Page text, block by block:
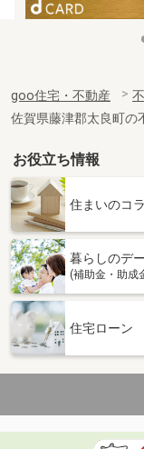
goo住宅・不動産
佐賀県藤津郡太良町の
お役立ち情報
住まいのコ
暮らしのデ
(補助金・助成
住宅ローン